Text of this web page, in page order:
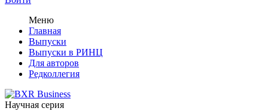
Меню
Главная
Выпуски
Выпуски в РИНЦ
Для авторов
Редколлегия
Научная серия